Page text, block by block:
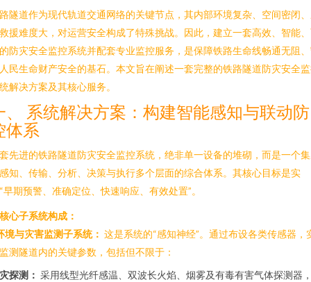
隧道作为现代轨道交通网络的关键节点，其内部环境复杂、空间密闭
援难度大，对运营安全构成了特殊挑战。因此，建立一套高效、智能
防灾安全监控系统并配套专业监控服务，是保障铁路生命线畅通无阻
民生命财产安全的基石。本文旨在阐述一套完整的铁路隧道防灾安全
解决方案及其核心服务。
、 系统解决方案：构建智能感知与联动防
体系
先进的铁路隧道防灾安全监控系统，绝非单一设备的堆砌，而是一个
知、传输、分析、决策与执行多个层面的综合体系。其核心目标是实
早期预警、准确定位、快速响应、有效处置”。
心子系统构成：
境与灾害监测子系统： 这是系统的“感知神经”。通过布设各类传感器，
测隧道内的关键参数，包括但不限于：
探测： 采用线型光纤感温、双波长火焰、烟雾及有毒有害气体探测器